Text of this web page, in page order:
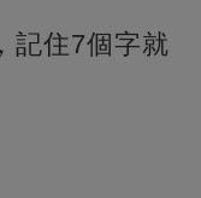
記住7個字就